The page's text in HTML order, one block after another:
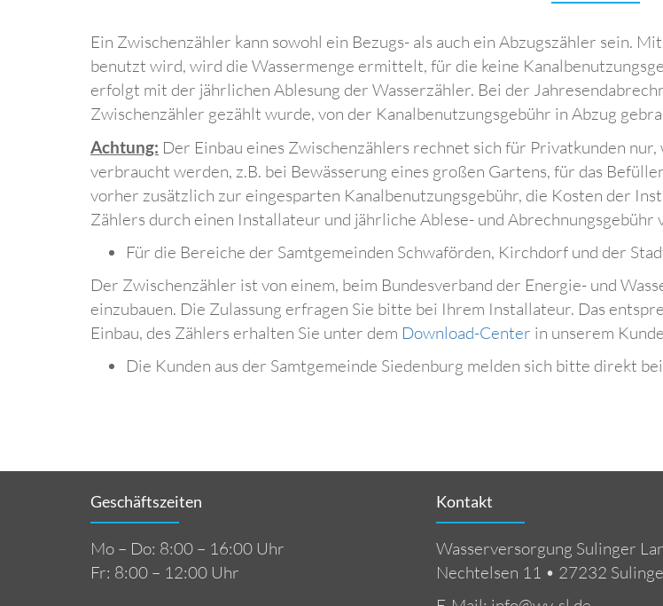
Ein Zwischenzähler kann sowohl ein Bezugs- als auch ein Abzugszähler sein.
benutzt wird, wird die Wassermenge ermittelt, für die keine
erfolgt mit der jährlichen Ablesung der Wasserzähler. Bei der
Zwischenzähler gezählt wurde, von der Kanalbenutzungsgebühr in Abzug
Achtung: Der Einbau eines Zwischenzählers rechnet sich für Privatkunden
verbraucht werden, z.B. bei Bewässerung eines großen Gartens, für das
vorher zusätzlich zur eingesparten Kanalbenutzungsgebühr, die Kosten der
Zählers durch einen Installateur und jährliche Ablese- und Abrechnungsgebühr
Für die Bereiche der Samtgemeinden Schwaförden, Kirchdorf und der
Der Zwischenzähler ist von einem, beim Bundesverband der Energie- und
einzubauen. Die Zulassung erfragen Sie bitte bei Ihrem Installateur. Das
Einbau, des Zählers erhalten Sie unter dem Download-Center in unserem
Die Kunden aus der Samtgemeinde Siedenburg melden sich bitte direkt
Geschäftszeiten
Mo – Do: 8:00 – 16:00 Uhr
Fr: 8:00 – 12:00 Uhr
Kontakt
Wasserversorgung Sulinger
Nechtelsen 11 • 27232